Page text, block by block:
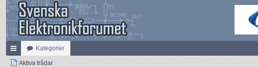
na
Kategorier
Aktiva trådar